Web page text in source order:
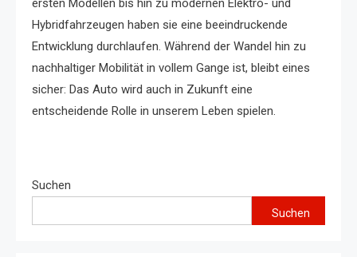
ersten Modellen bis hin zu modernen Elektro- und
Hybridfahrzeugen haben sie eine beeindruckende
Entwicklung durchlaufen. Während der Wandel hin zu
nachhaltiger Mobilität in vollem Gange ist, bleibt eines
sicher: Das Auto wird auch in Zukunft eine
entscheidende Rolle in unserem Leben spielen.
Suchen
Suchen